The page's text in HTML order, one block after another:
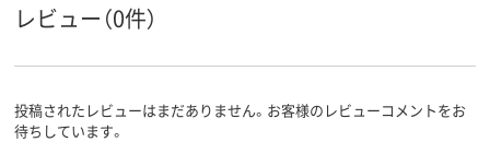
施錠方法 シリンダー錠
アスクル
スコア
レビュー（0件）
投稿されたレビューはまだありません。お客様のレビューコメントをお
待ちしています。